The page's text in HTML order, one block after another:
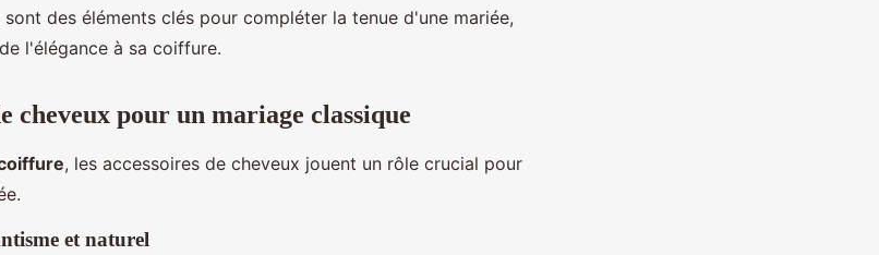
des éléments clés pour compléter la tenue d'une mariée,
l'élégance à sa coiffure.
cheveux pour un mariage classique
, les accessoires de cheveux jouent un rôle crucial pour
et naturel